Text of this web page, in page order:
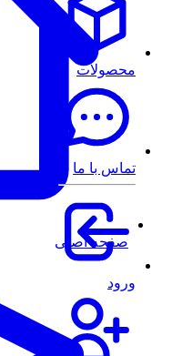
محصولات
تماس با ما
ورود
صفحه اصلی